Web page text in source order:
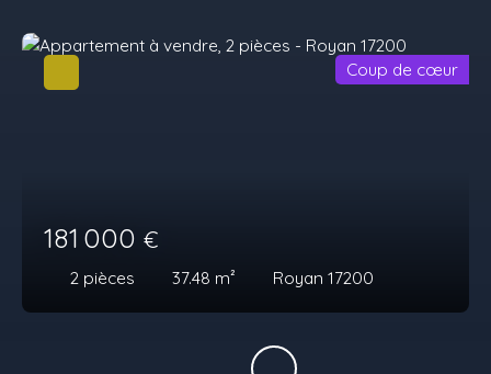
181 000 €
2 pièces 37.48 m² Royan 17200
Coup de cœur